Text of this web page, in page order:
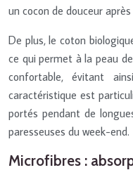
un cocon de douceur après
De plus, le coton
ce qui permet à la peau
confortable, évitant
caractéristique est
portés pendant de
paresseuses du week-end.
Microfibres :